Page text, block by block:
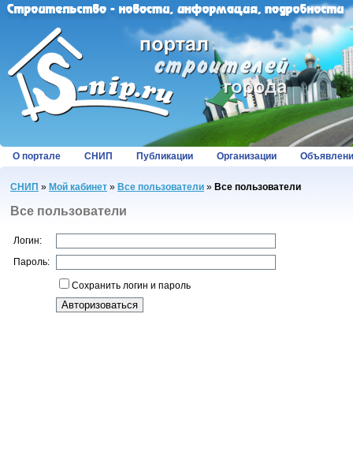
О портале СНИП Публикации Организации
СНИП » Мой кабинет » Все пользователи » Все пользователи
Все пользователи
Логин:
Пароль:
Сохранить логин и пароль